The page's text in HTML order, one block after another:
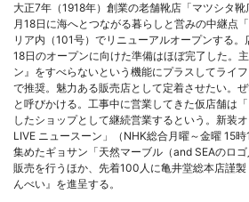
大正7年（1918年）創業の老舗靴店「マツシタ
月18日に海へとつながる暮らしと営みの中継点
リア内（101号）でリニューアルオープンする
18日のオープンに向けた準備はほぼ完了した。
ン』をすべらないという機能にプラスしてライ
で推奨。魅力ある販売店として定着させたい。
と呼びかける。工事中に営業してきた仮店舗は
したショップとして継続営業するという。新装
LIVE ニュースーン」（NHK総合月曜～金曜 15
集めたギョサン「天然マーブル（and SEAのロ
販売を行うほか、先着100人に亀井堂総本店謹
んべい』を進呈する。